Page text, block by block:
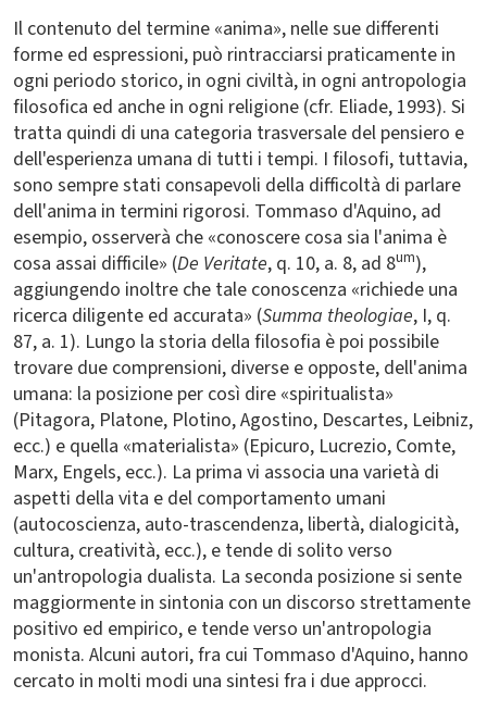
Il contenuto del termine «anima», nelle sue differenti
forme ed espressioni, può rintracciarsi praticamente in
ogni periodo storico, in ogni civiltà, in ogni antropologia
filosofica ed anche in ogni religione (cfr. Eliade, 1993). Si
tratta quindi di una categoria trasversale del pensiero e
dell'esperienza umana di tutti i tempi. I filosofi, tuttavia,
sono sempre stati consapevoli della difficoltà di parlare
dell'anima in termini rigorosi. Tommaso d'Aquino, ad
esempio, osserverà che «conoscere cosa sia l'anima è
cosa assai difficile» (De Veritate, q. 10, a. 8, ad 8um),
aggiungendo inoltre che tale conoscenza «richiede una
ricerca diligente ed accurata» (Summa theologiae, I, q.
87, a. 1). Lungo la storia della filosofia è poi possibile
trovare due comprensioni, diverse e opposte, dell'anima
umana: la posizione per così dire «spiritualista»
(Pitagora, Platone, Plotino, Agostino, Descartes, Leibniz,
ecc.) e quella «materialista» (Epicuro, Lucrezio, Comte,
Marx, Engels, ecc.). La prima vi associa una varietà di
aspetti della vita e del comportamento umani
(autocoscienza, auto-trascendenza, libertà, dialogicità,
cultura, creatività, ecc.), e tende di solito verso
un'antropologia dualista. La seconda posizione si sente
maggiormente in sintonia con un discorso strettamente
positivo ed empirico, e tende verso un'antropologia
monista. Alcuni autori, fra cui Tommaso d'Aquino, hanno
cercato in molti modi una sintesi fra i due approcci.